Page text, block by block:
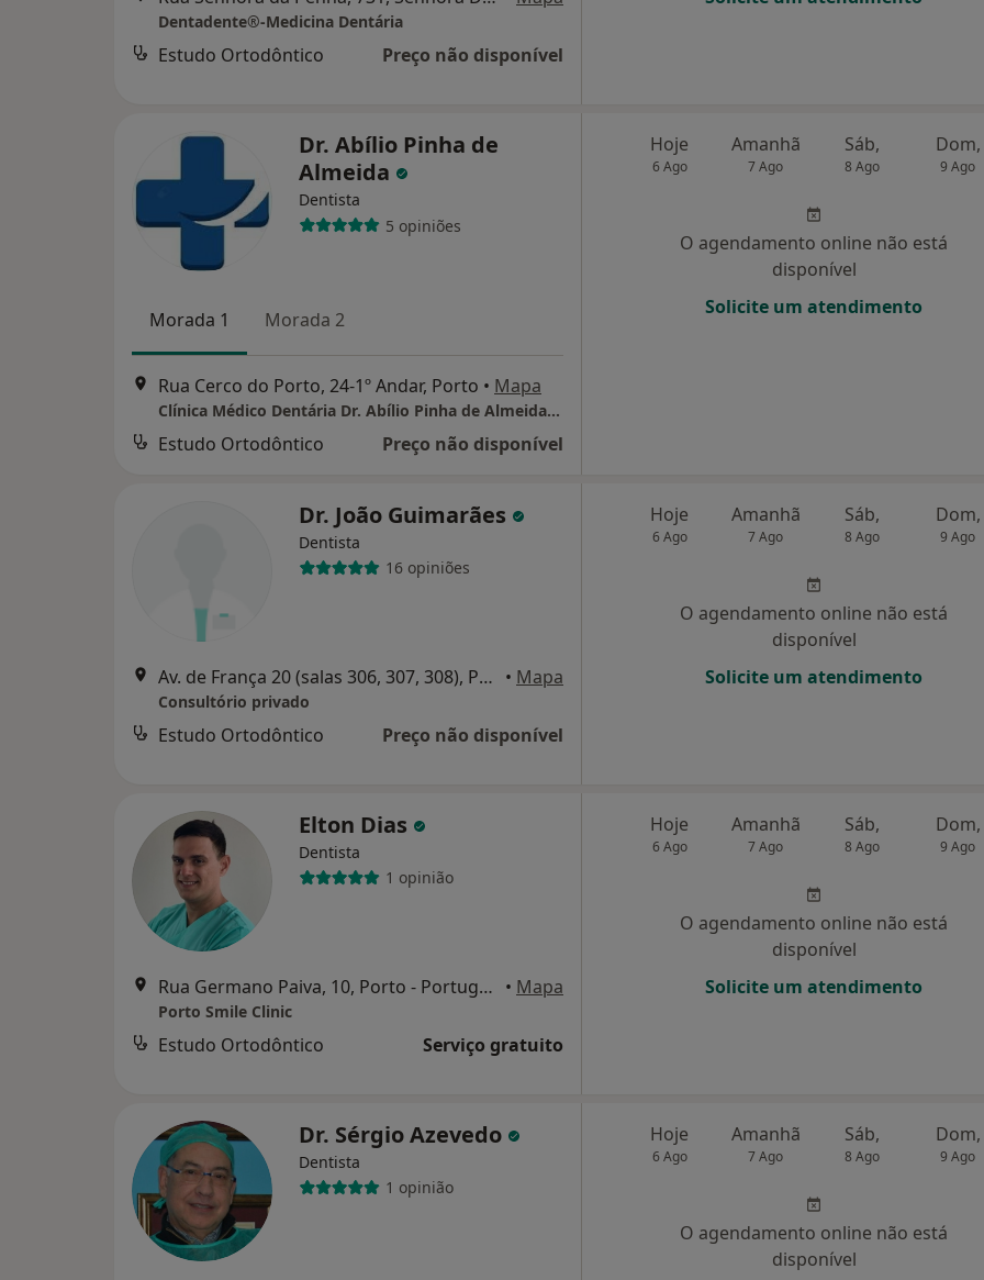
Dentadente®-Medicina Dentária
Estudo Ortodôntico Preço não disponível
Dr. Abílio Pinha de
Almeida
Dentista
5 opiniões
Morada 1 Morada 2
Rua Cerco do Porto, 24-1º Andar, Porto • Mapa
Clínica Médico Dentária Dr. Abílio Pinha de Almeida, Lda
Estudo Ortodôntico Preço não disponível
Hoje
6 Ago
Amanhã
7 Ago
Sáb,
8 Ago
Dom,
9 Ago
O agendamento online não está
disponível
Solicite um atendimento
Dr. João Guimarães
Dentista
16 opiniões
Av. de França 20 (salas 306, 307, 308), Porto • Mapa
Consultório privado
Estudo Ortodôntico Preço não disponível
Hoje
6 Ago
Amanhã
7 Ago
Sáb,
8 Ago
Dom,
9 Ago
O agendamento online não está
disponível
Solicite um atendimento
Elton Dias
Dentista
1 opinião
Rua Germano Paiva, 10, Porto - Portugal,, Matosinhos • Mapa
Porto Smile Clinic
Estudo Ortodôntico Serviço gratuito
Hoje
6 Ago
Amanhã
7 Ago
Sáb,
8 Ago
Dom,
9 Ago
O agendamento online não está
disponível
Solicite um atendimento
Dr. Sérgio Azevedo
Dentista
1 opinião
Hoje
6 Ago
Amanhã
7 Ago
Sáb,
8 Ago
Dom,
9 Ago
O agendamento online não está
disponível